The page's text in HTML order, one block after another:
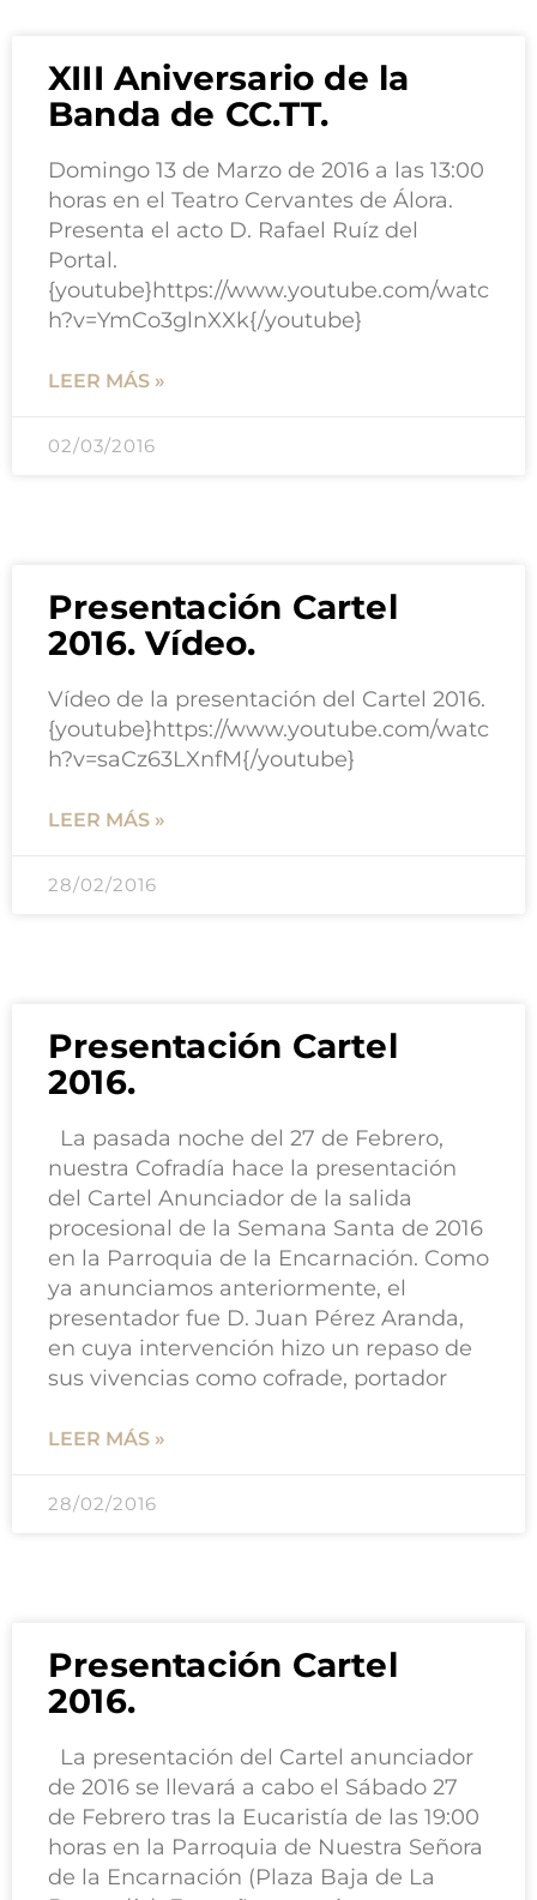
XIII Aniversario de la
Banda de CC.TT.
Domingo 13 de Marzo de 2016 a las 13:00
horas en el Teatro Cervantes de Álora.
Presenta el acto D. Rafael Ruíz del
Portal.
{youtube}https://www.youtube.com/watc
h?v=YmCo3glnXXk{/youtube}
LEER MÁS »
02/03/2016
Presentación Cartel
2016. Vídeo.
Vídeo de la presentación del Cartel 2016.
{youtube}https://www.youtube.com/watc
h?v=saCz63LXnfM{/youtube}
LEER MÁS »
28/02/2016
Presentación Cartel
2016.
La pasada noche del 27 de Febrero,
nuestra Cofradía hace la presentación
del Cartel Anunciador de la salida
procesional de la Semana Santa de 2016
en la Parroquia de la Encarnación. Como
ya anunciamos anteriormente, el
presentador fue D. Juan Pérez Aranda,
en cuya intervención hizo un repaso de
sus vivencias como cofrade, portador
LEER MÁS »
28/02/2016
Presentación Cartel
2016.
La presentación del Cartel anunciador
de 2016 se llevará a cabo el Sábado 27
de Febrero tras la Eucaristía de las 19:00
horas en la Parroquia de Nuestra Señora
de la Encarnación (Plaza Baja de La